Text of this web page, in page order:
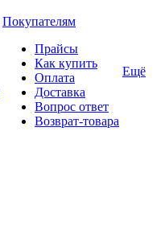
Покупателям
Прайсы
Как купить
Оплата
Доставка
Вопрос ответ
Возврат-товара
Ещё